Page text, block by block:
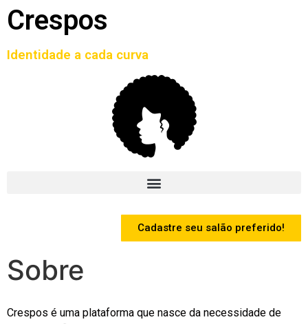
Crespos
Identidade a cada curva
Cadastre seu salão preferido!
Sobre
Crespos é uma plataforma que nasce da necessidade de